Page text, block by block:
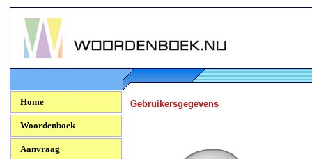
Woordenboek.NU
Home
Woordenboek
Aanvraag
Gebruikersgegevens